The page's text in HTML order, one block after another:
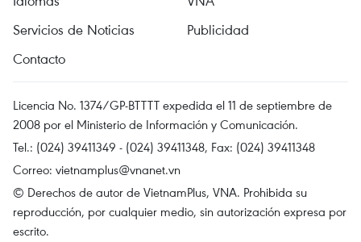
Servicios de Noticias
Publicidad
Contacto
Licencia No. 1374/GP-BTTTT expedida el 11 de septiembre de
2008 por el Ministerio de Información y Comunicación.
Tel.: (024) 39411349 - (024) 39411348, Fax: (024) 39411348
Correo: vietnamplus@vnanet.vn
© Derechos de autor de VietnamPlus, VNA. Prohibida su
reproducción, por cualquier medio, sin autorización expresa por
escrito.